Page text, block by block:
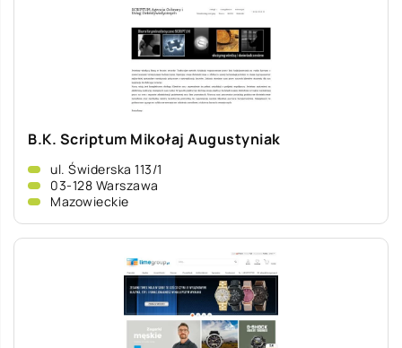
B.K. Scriptum Mikołaj Augustyniak
ul. Świderska 113/1
03-128 Warszawa
Mazowieckie